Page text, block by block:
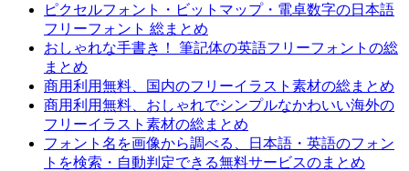
ピクセルフォント・ビットマップ・電卓数字の日本語
フリーフォント 総まとめ
おしゃれな手書き！ 筆記体の英語フリーフォントの総
まとめ
商用利用無料、国内のフリーイラスト素材の総まとめ
商用利用無料、おしゃれでシンプルなかわいい海外の
フリーイラスト素材の総まとめ
フォント名を画像から調べる、日本語・英語のフォン
トを検索・自動判定できる無料サービスのまとめ